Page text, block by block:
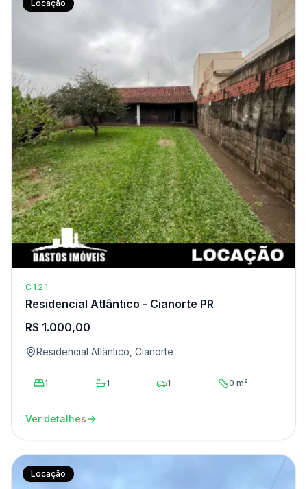
Locação
C121
Residencial Atlântico - Cianorte PR
R$ 1.000,00
Residencial Atlântico, Cianorte
1 1 1 0 m²
Ver detalhes
Locação